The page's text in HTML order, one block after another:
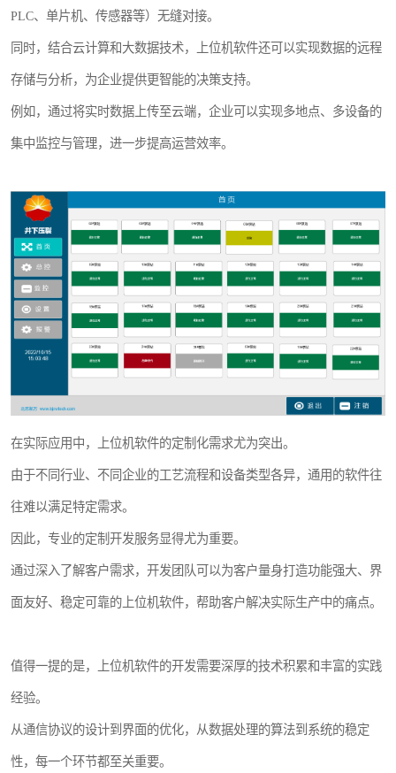
PLC、单片机、传感器等）无缝对接。
同时，结合云计算和大数据技术，上位机软件还可以实现数据的远程
存储与分析，为企业提供更智能的决策支持。
例如，通过将实时数据上传至云端，企业可以实现多地点、多设备的
集中监控与管理，进一步提高运营效率。
在实际应用中，上位机软件的定制化需求尤为突出。
由于不同行业、不同企业的工艺流程和设备类型各异，通用的软件往
往难以满足特定需求。
因此，专业的定制开发服务显得尤为重要。
通过深入了解客户需求，开发团队可以为客户量身打造功能强大、界
面友好、稳定可靠的上位机软件，帮助客户解决实际生产中的痛点。
值得一提的是，上位机软件的开发需要深厚的技术积累和丰富的实践
经验。
从通信协议的设计到界面的优化，从数据处理的算法到系统的稳定
性，每一个环节都至关重要。